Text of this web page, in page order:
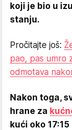
koji je bio u
stanju.
Pročitajte još:
pao, pas umro
odmotava
Nakon toga,
hrane za
kući oko